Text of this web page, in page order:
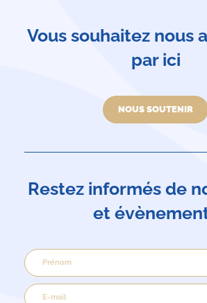
Vous souhaitez nous
par ici
NOUS SOUTENIR
Restez informés de
et